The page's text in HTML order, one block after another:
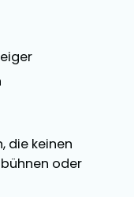
die keinen
oder